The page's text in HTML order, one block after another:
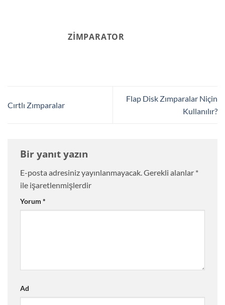
ZIMPARATOR
Cırtlı Zımparalar
Flap Disk Zımparalar Niçin
Kullanılır?
Bir yanıt yazın
E-posta adresiniz yayınlanmayacak.Gerekli alanlar *
ile işaretlenmişlerdir
Yorum *
Ad